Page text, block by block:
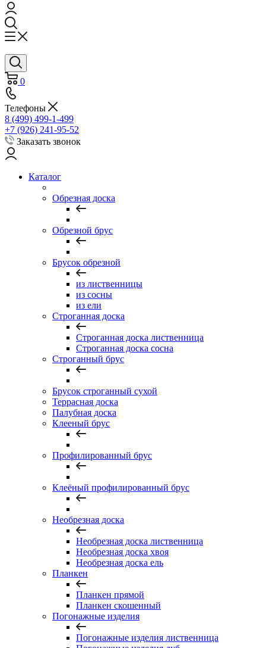
0
Телефоны
8 (499) 499-1-499
+7 (926) 241-95-52
Заказать звонок
Каталог
Обрезная доска
Обрезной брус
Брусок обрезной
из лиственницы
из сосны
из ели
Строганная доска
Строганная доска лиственница
Строганная доска сосна
Строганный брус
Брусок строганный сухой
Террасная доска
Палубная доска
Клееный брус
Профилированный брус
Клеёный профилированный брус
Необрезная доска
Необрезная доска лиственница
Необрезная доска хвоя
Необрезная доска ель
Планкен
Планкен прямой
Планкен скошенный
Погонажные изделия
Погонажные изделия лиственница